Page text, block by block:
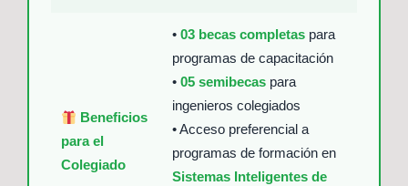
Beneficios
para el
Colegiado
• 03 becas completas para
programas de capacitación
• 05 semibecas para
ingenieros colegiados
• Acceso preferencial a
programas de formación en
Sistemas Inteligentes de